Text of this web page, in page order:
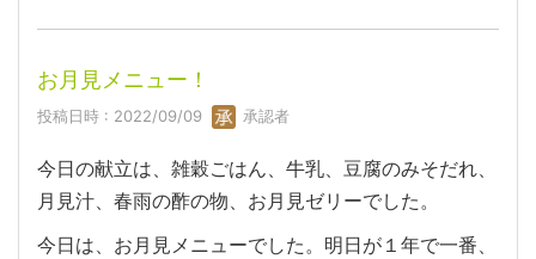
お月見メニュー！
投稿日時 : 2022/09/09 承認者
今日の献立は、雑穀ごはん、牛乳、豆腐のみそだれ、
月見汁、春雨の酢の物、お月見ゼリーでした。
今日は、お月見メニューでした。明日が１年で一番、